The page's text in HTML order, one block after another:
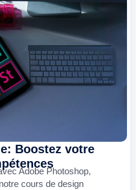
Boostez votre
Adobe Photoshop,
cours de design